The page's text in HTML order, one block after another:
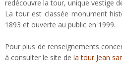
redécouvre la tour, unique vestige
La tour est classée monument
1893 et ouverte au public en 1999.
Pour plus de renseignements
à consulter le site de la tour Jean